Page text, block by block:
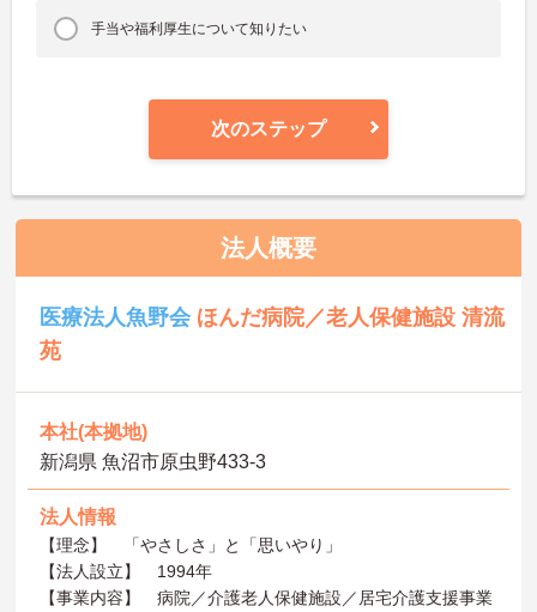
手当や福利厚生について知りたい
次のステップ
法人概要
医療法人魚野会 ほんだ病院／老人保健施設 清流
苑
本社(本拠地)
新潟県 魚沼市原虫野433‐3
法人情報
【理念】 「やさしさ」と「思いやり」
【法人設立】 1994年
【事業内容】 病院／介護老人保健施設／居宅介護支援事業